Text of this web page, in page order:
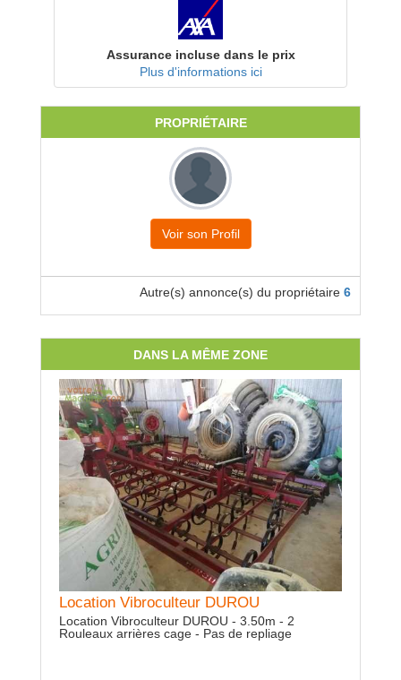
Assurance incluse dans le prix
Plus d'informations ici
PROPRIÉTAIRE
Voir son Profil
Autre(s) annonce(s) du propriétaire 6
DANS LA MÊME ZONE
Location Vibroculteur DUROU
Location Vibroculteur DUROU - 3.50m - 2
Rouleaux arrières cage - Pas de repliage
Location Charrue réversible NAUD
Location Charrue réversible NAUD - 4 socs -
Sécurité boulon - Charrue légère